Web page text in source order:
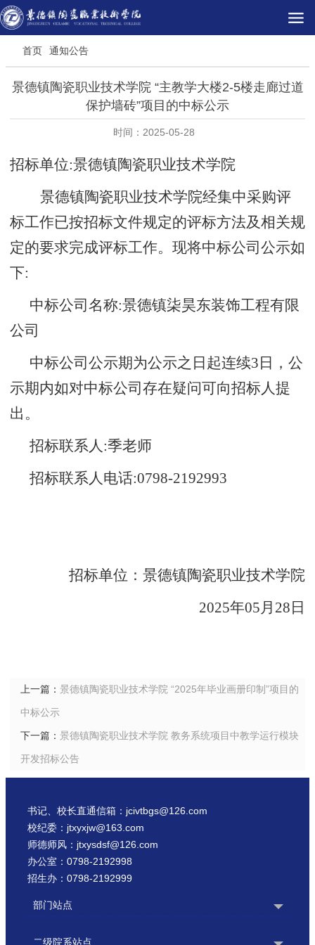
首页 通知公告
景德镇陶瓷职业技术学院 “主教学大楼2-5楼走廊过道
保护墙砖”项目的中标公示
时间：2025-05-28
招标单位:景德镇陶瓷职业技术学院
景德镇陶瓷职业技术学院经集中采购评
标工作已按招标文件规定的评标方法及相关规
定的要求完成评标工作。现将中标公司公示如
下:
中标公司名称:景德镇柒昊东装饰工程有限
公司
中标公司公示期为公示之日起连续3日，公
示期内如对中标公司存在疑问可向招标人提
出。
招标联系人:季老师
招标联系人电话:0798-2192993
招标单位：景德镇陶瓷职业技术学院
2025年05月28日
上一篇： 景德镇陶瓷职业技术学院 “2025年毕业画册印制”项目的
中标公示
下一篇： 景德镇陶瓷职业技术学院 教务系统项目中教学运行模块
开发招标公告
书记、校长直通信箱：jcivtbgs@126.com
校纪委：jtxyxjw@163.com
师德师风：jtxysdsf@126.com
办公室：0798-2192998
招生办：0798-2192999
部门站点
二级院系站点